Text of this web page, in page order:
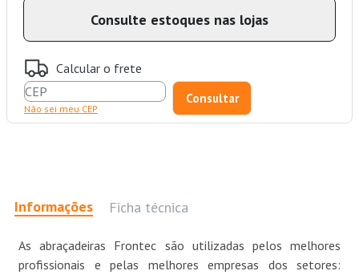
Consulte estoques nas lojas
Calcular o frete
Não sei meu CEP
Informações Ficha técnica
As abraçadeiras Frontec são utilizadas pelos melhores
profissionais e pelas melhores empresas dos setores: